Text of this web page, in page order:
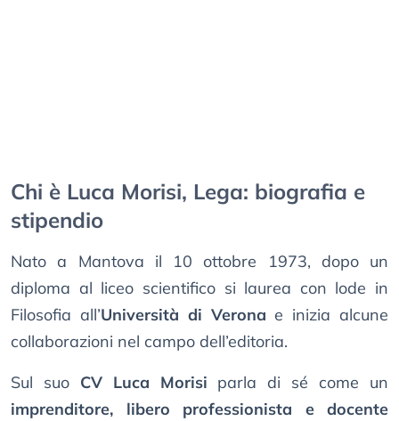
Chi è Luca Morisi, Lega: biografia e
stipendio
Nato a Mantova il 10 ottobre 1973, dopo un
diploma al liceo scientifico si laurea con lode in
Filosofia all’Università di Verona e inizia alcune
collaborazioni nel campo dell’editoria.
Sul suo CV Luca Morisi parla di sé come un
imprenditore, libero professionista e docente